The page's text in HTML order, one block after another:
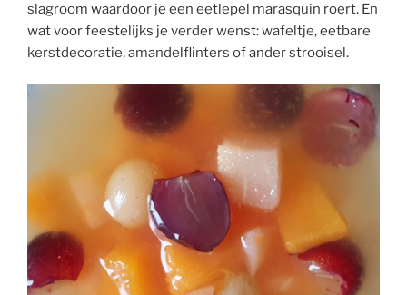
slagroom waardoor je een eetlepel marasquin roert. En
wat voor feestelijks je verder wenst: wafeltje, eetbare
kerstdecoratie, amandelflinters of ander strooisel.